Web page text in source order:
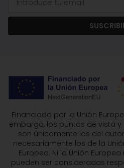
Financiado por la Unión
embargo, los puntos de vista
son únicamente los del
necesariamente los de la
Europea. Ni la Unión
pueden ser consideradas